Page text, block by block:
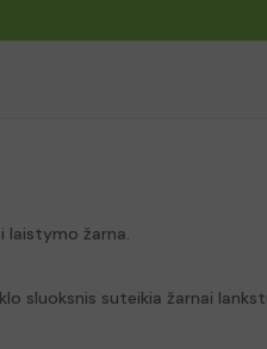
laistymo žarna.
sluoksnis suteikia žarnai